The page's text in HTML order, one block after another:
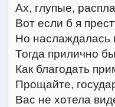
Ах, глупые,
Вот если б я
Но наслаждалась
Тогда прилично
Как благодать
Прощайте,
Вас не хотела